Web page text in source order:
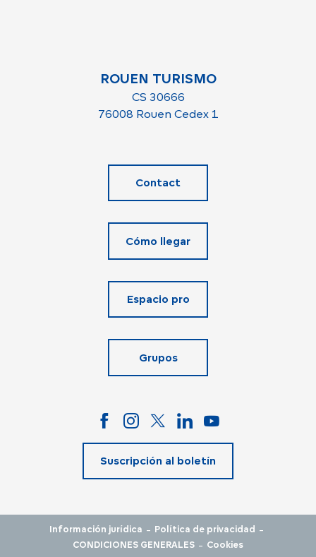
ROUEN TURISMO
CS 30666
76008 Rouen Cedex 1
Contact
Cómo llegar
Espacio pro
Grupos
Suscripción al boletín
Información jurídica - Política de privacidad -
CONDICIONES GENERALES - Cookies